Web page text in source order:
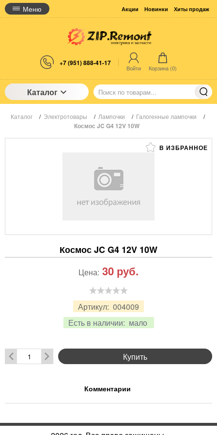
Меню Акции Новинки Хиты продаж
+7 (951) 888-41-17
Войти Корзина (0)
Каталог
Каталог / Электротовары / Лампочки / Галогенные лампочки /
Космос JC G4 12V 10W
В ИЗБРАННОЕ
Космос JC G4 12V 10W
Артикул: 004009
Есть в наличии: мало
Цена: 30 руб.
Купить
Комментарии